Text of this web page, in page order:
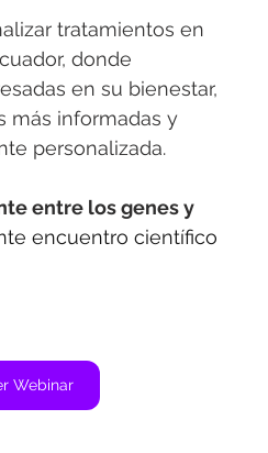
tratamientos en
donde
en su bienestar,
más informadas y
personalizada.
entre los genes y
encuentro científico
Webinar